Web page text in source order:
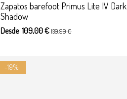
Zapatos barefoot Primus Lite IV Dark
Shadow
Desde 109,00 €139,99 €
-19%